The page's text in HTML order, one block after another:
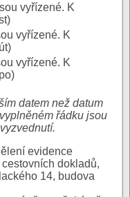
vyřízené. K
vyřízené. K
vyřízené. K
datem než datum
řádku jsou
evidence
dokladů,
14, budova